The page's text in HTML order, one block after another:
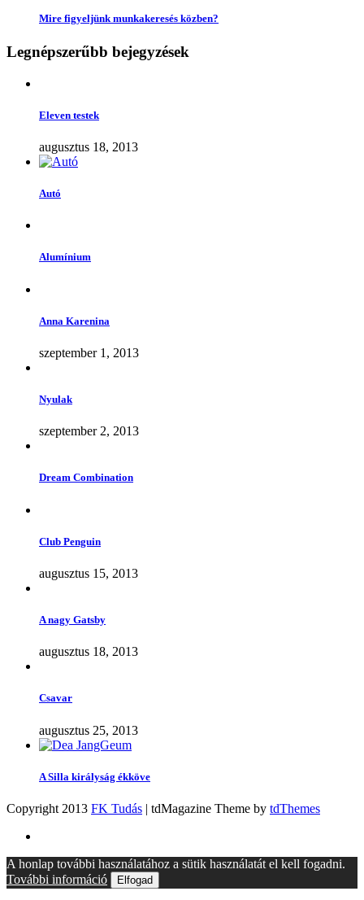
Mire figyeljünk munkakeresés közben?
Legnépszerűbb bejegyzések
Eleven testek
augusztus 18, 2013
Autó
Alumínium
Anna Karenina
szeptember 1, 2013
Nyulak
szeptember 2, 2013
Dream Combination
Club Penguin
augusztus 15, 2013
A nagy Gatsby
augusztus 18, 2013
Csavar
augusztus 25, 2013
A Silla királyság ékköve
Copyright 2013 FK Tudás | tdMagazine Theme by tdThemes
A honlap további használatához a sütik használatát el kell fogadni.
További információ
Elfogad